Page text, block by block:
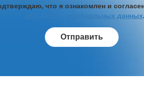
что я ознакомлен и
обработки персональных данных.